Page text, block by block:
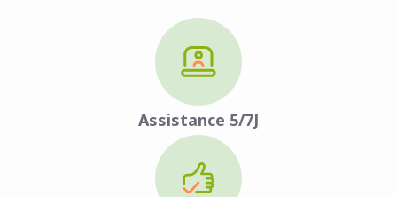
Assistance 5/7J